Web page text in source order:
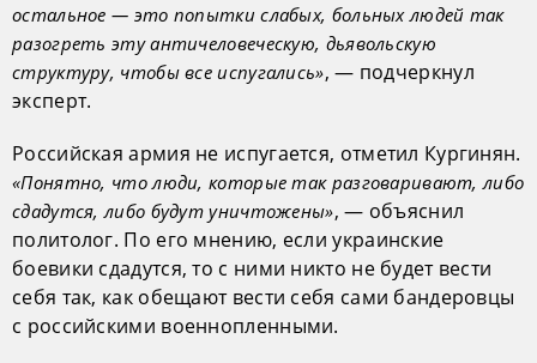
остальное — это попытки слабых, больных людей так
разогреть эту античеловеческую, дьявольскую
структуру, чтобы все испугались», — подчеркнул
эксперт.
Российская армия не испугается, отметил Кургинян.
«Понятно, что люди, которые так разговаривают, либо
сдадутся, либо будут уничтожены», — объяснил
политолог. По его мнению, если украинские
боевики сдадутся, то с ними никто не будет вести
себя так, как обещают вести себя сами бандеровцы
с российскими военнопленными.